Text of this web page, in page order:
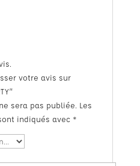
votre avis sur
sera pas publiée. Les
indiqués avec *